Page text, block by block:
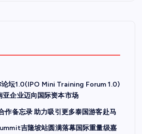
论坛1.0(IPO Mini Training Forum 1.0)
亚企业迈向国际资本市场
作备忘录 助力吸引更多泰国游客赴马
吉隆坡站圆满落幕国际重量级嘉